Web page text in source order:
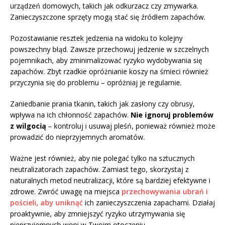
urządzeń domowych, takich jak odkurzacz czy zmywarka.
Zanieczyszczone sprzęty mogą stać się źródłem zapachów.
Pozostawianie resztek jedzenia na widoku to kolejny
powszechny błąd. Zawsze przechowuj jedzenie w szczelnych
pojemnikach, aby zminimalizować ryzyko wydobywania się
zapachów. Zbyt rzadkie opróżnianie koszy na śmieci również
przyczynia się do problemu – opróżniaj je regularnie.
Zaniedbanie prania tkanin, takich jak zasłony czy obrusy,
wpływa na ich chłonność zapachów. Nie ignoruj problemów
z wilgocią – kontroluj i usuwaj pleśń, ponieważ również może
prowadzić do nieprzyjemnych aromatów.
Ważne jest również, aby nie polegać tylko na sztucznych
neutralizatorach zapachów. Zamiast tego, skorzystaj z
naturalnych metod neutralizacji, które są bardziej efektywne i
zdrowe. Zwróć uwagę na miejsca przechowywania ubrań i
pościeli, aby uniknąć ich zanieczyszczenia zapachami. Działaj
proaktywnie, aby zmniejszyć ryzyko utrzymywania się